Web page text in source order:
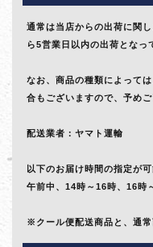
通常は当店からの出荷に関
ら5営業日以内の出荷となっ
なお、商品の種類によって
合もございますので、予めご
配送業者：ヤマト運輸
以下のお届け時間の指定が可
午前中、14時～16時、16時
※クール便配送商品と、通常